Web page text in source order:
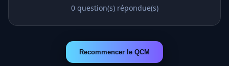
0question(s) répondue(s)
Recommencer le QCM